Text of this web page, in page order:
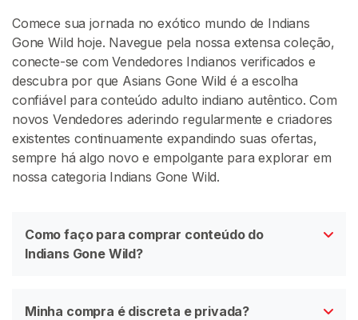
Comece sua jornada no exótico mundo de Indians
Gone Wild hoje. Navegue pela nossa extensa coleção,
conecte-se com Vendedores Indianos verificados e
descubra por que Asians Gone Wild é a escolha
confiável para conteúdo adulto indiano autêntico. Com
novos Vendedores aderindo regularmente e criadores
existentes continuamente expandindo suas ofertas,
sempre há algo novo e empolgante para explorar em
nossa categoria Indians Gone Wild.
Como faço para comprar conteúdo do
Indians Gone Wild?
Minha compra é discreta e privada?